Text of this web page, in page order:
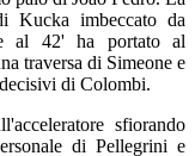
Kucka imbeccato da
al 42' ha portato al
traversa di Simeone e
di Colombi.
sfiorando
di Pellegrini e